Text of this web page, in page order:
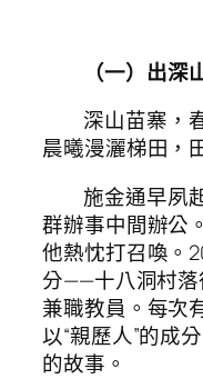
（一）出深
深山苗寨，
晨曦漫灑梯田，
施金通早夙
群辦事中間辦公
他熱忱打召喚。
分——十八洞村落
兼職教員。每次
以“親歷人”的成
的故事。